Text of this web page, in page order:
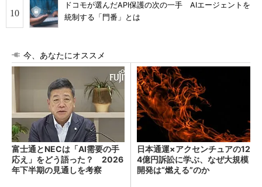
ドコモが選んだAPI保護の次の一手 AIエージェントを
統制する「門番」とは
今、あなたにオススメ
富士通とNECは「AI需要の手
応え」をどう語った？ 2026
年下半期の見通しを考察
日本通運×アクセンチュアの12
4億円訴訟に学ぶ、なぜ大規模
開発は“燃える”のか